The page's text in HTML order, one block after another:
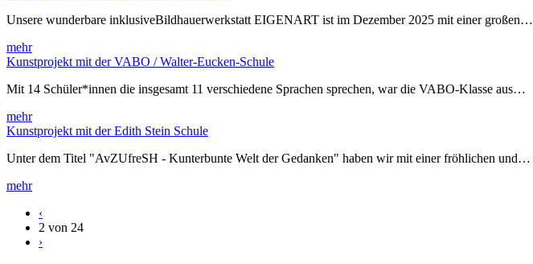
Unsere wunderbare inklusiveBildhauerwerkstatt EIGENART ist im Dezember 2025 mit einer großen…
mehr
Kunstprojekt mit der VABO / Walter-Eucken-Schule
Mit 14 Schüler*innen die insgesamt 11 verschiedene Sprachen sprechen, war die VABO-Klasse aus…
mehr
Kunstprojekt mit der Edith Stein Schule
Unter dem Titel "AvZUfreSH - Kunterbunte Welt der Gedanken" haben wir mit einer fröhlichen und…
mehr
‹
2 von 24
›